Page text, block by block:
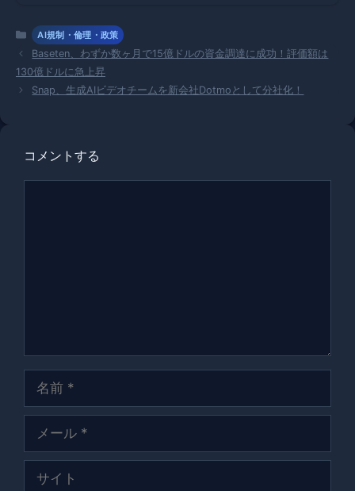
カ
テ
ゴ
リ
ー
AI規制・倫理・政策
Baseten、わずか数ヶ月で15億ドルの資金調達に成功！評価額は
130億ドルに急上昇
Snap、生成AIビデオチームを新会社Dotmoとして分社化！
コメントする
ル